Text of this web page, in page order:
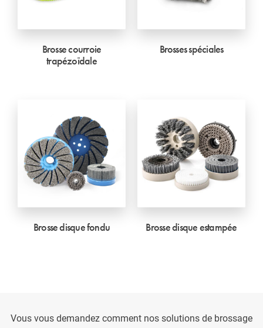
Brosse courroie
trapézoïdale
Brosses spéciales
Brosse disque fondu Brosse disque estampée
Vous vous demandez comment nos solutions de brossage